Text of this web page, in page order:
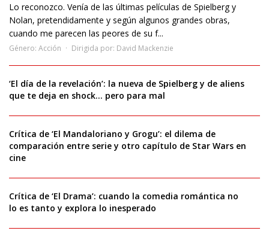
Lo reconozco. Venía de las últimas películas de Spielberg y
Nolan, pretendidamente y según algunos grandes obras,
cuando me parecen las peores de su f...
Género: Acción Dirigida por: David Mackenzie
‘El día de la revelación’: la nueva de Spielberg y de aliens
que te deja en shock… pero para mal
Crítica de ‘El Mandaloriano y Grogu’: el dilema de
comparación entre serie y otro capítulo de Star Wars en
cine
Crítica de ‘El Drama’: cuando la comedia romántica no
lo es tanto y explora lo inesperado